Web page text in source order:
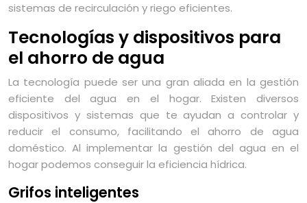
sistemas de recirculación y riego eficientes.
Tecnologías y dispositivos para
el ahorro de agua
La tecnología puede ser una gran aliada en la gestión
eficiente del agua en el hogar. Existen diversos
dispositivos y sistemas que te ayudan a controlar y
reducir el consumo, facilitando el ahorro de agua
doméstico. Al implementar la gestión del agua en el
hogar podemos conseguir la eficiencia hídrica.
Grifos inteligentes